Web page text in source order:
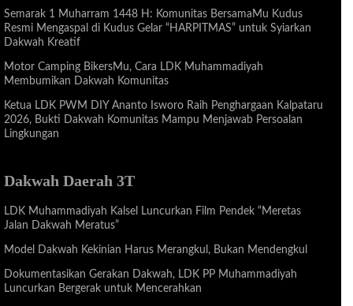
Semarak 1 Muharram 1448 H: Komunitas BersamaMu Kudus
Resmi Mengaspal di Kudus Gelar “HARPITMAS” untuk Syiarkan
Dakwah Kreatif
Motor Camping BikersMu, Cara LDK Muhammadiyah
Membumikan Dakwah Komunitas
Ketua LDK PWM DIY Ananto Isworo Raih Penghargaan Kalpataru
2026, Bukti Dakwah Komunitas Mampu Menjawab Persoalan
Lingkungan
Dakwah Daerah 3T
LDK Muhammadiyah Kalsel Luncurkan Film Pendek “Meretas
Jalan Dakwah Meratus”
Model Dakwah Kekinian Harus Merangkul, Bukan Mendengkul
Dokumentasikan Gerakan Dakwah, LDK PP Muhammadiyah
Luncurkan Bergerak untuk Mencerahkan